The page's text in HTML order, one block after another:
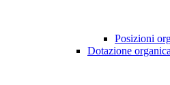
Posizioni
Dotazione organica